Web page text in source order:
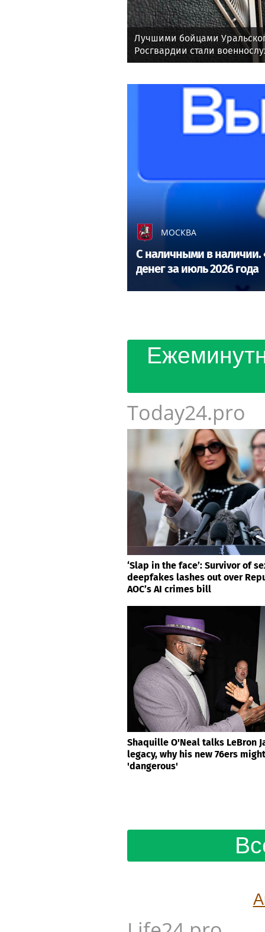
Лучшими бойцами
Росгвардии стали
соединения по охране
МОСКВА
С наличными в наличии.
денег за июль 2026 года
Today24.pro
‘Slap in the face’: Survivor of
deepfakes lashes out over
AOC’s AI crimes bill
Shaquille O'Neal talks LeBron
legacy, why his new 76ers
'dangerous'